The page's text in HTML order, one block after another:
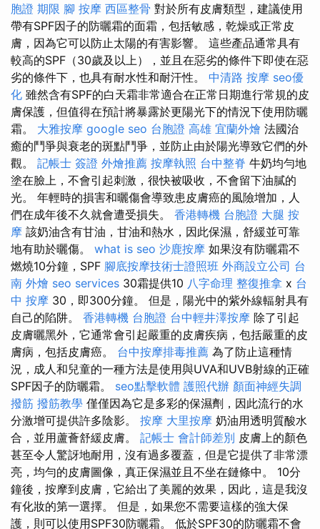
胞證 期限 腳 按摩 西區整骨 對於所有皮膚類型，建議使用
帶有SPF因子的防曬霜的面霜，包括敏感，乾燥或正常皮
膚，因為它可以防止太陽的有害影響。 這些產品通常具有
較高的SPF（30歲及以上），並且在惡劣的條件下即使在惡
劣的條件下，也具有耐水性和耐汗性。 中清路 按摩 seo優
化 雖然含有SPF的白天霜非常適合在正常日期進行常規的皮
膚保護，但值得在預計將暴露於更陽光下的情況下使用防曬
霜。 大雅按摩 google seo 台胞證 高雄 宜蘭外燴 法國治
癒的鬥爭與衰老的斑點鬥爭，並防止由於陽光導致它們的外
觀。 記帳士 簽證 外燴推薦 按摩執照 台中整脊 牛奶均勻地
塗在臉上，不會引起刺激，很快被吸收，不會留下油膩的
光。 年輕時的損害和曬傷會導致患皮膚癌的風險增加，人
們在成年後不久就會遭受損失。 香港轉機 台胞證 大腿 按
摩 該奶油含有甘油，甘油和熱水，因此保濕，舒緩並可靠
地有助於曬傷。 what is seo 沙鹿按摩 如果沒有防曬霜不
燃燒10分鐘，SPF 腳底按摩技術士證照班 外商設立公司 台
南 外燴 seo services 30霜提供10 八字命理 整復推拿 x 台
中 按摩 30，即300分鐘。 但是，陽光中的紫外線輻射具有
自己的陷阱。 香港轉機 台胞證 台中輕井澤按摩 除了引起
皮膚曬黑外，它通常會引起嚴重的皮膚疾病，包括嚴重的皮
膚病，包括皮膚癌。 台中按摩排毒推薦 為了防止這種情
況，成人和兒童的一種方法是使用與UVA和UVB射線的正確
SPF因子的防曬霜。 seo點擊軟體 護照代辦 顏面神經失調
撥筋 撥筋教學 僅僅因為它是多彩的保濕劑，因此流行的水
分激增可提供許多陰影。 按摩 大里按摩 奶油用透明質酸水
合，並用蘆薈舒緩皮膚。 記帳士 會計師差別 皮膚上的顏色
甚至令人驚訝地耐用，沒有過多覆蓋，但是它提供了非常漂
亮，均勻的皮膚圖像，真正保濕並且不坐在鏈條中。 10分
鐘後，按摩到皮膚，它給出了美麗的效果，因此，這是我沒
有化妝的第一選擇。 但是，如果您不需要這樣的強大保
護，則可以使用SPF30防曬霜。 低於SPF30的防曬霜不會